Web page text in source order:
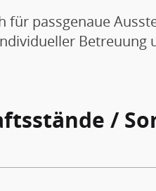
für passgenaue
Betreuung
/